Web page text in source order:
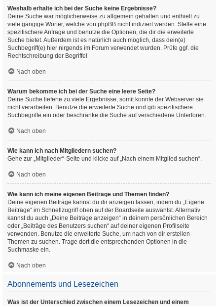
Weshalb erhalte ich bei der Suche keine Ergebnisse?
Deine Suche war möglicherweise zu allgemein gehalten und enthielt zu
viele gängige Wörter, welche von phpBB nicht indiziert werden. Stelle eine
spezifischere Anfrage und benutze die Optionen, die dir die erweiterte
Suche bietet. Außerdem ist es natürlich auch möglich, dass dein(e)
Suchbegriff(e) hier nirgends im Forum verwendet wurden. Prüfe ggf. die
Rechtschreibung der Begriffe!
Nach oben
Warum bekomme ich bei der Suche eine leere Seite?
Deine Suche lieferte zu viele Ergebnisse, somit konnte der Webserver sie
nicht verarbeiten. Benutze die erweiterte Suche und gib spezifischere
Suchbegriffe ein oder beschränke die Suche auf verschiedene Unterforen.
Nach oben
Wie kann ich nach Mitgliedern suchen?
Gehe zur „Mitglieder“-Seite und klicke auf „Nach einem Mitglied suchen“.
Nach oben
Wie kann ich meine eigenen Beiträge und Themen finden?
Deine eigenen Beiträge kannst du dir anzeigen lassen, indem du „Eigene
Beiträge“ im Schnellzugriff oben auf der Boardseite auswählst. Alternativ
kannst du auch „Deine Beiträge anzeigen“ in deinem persönlichen Bereich
oder „Beiträge des Benutzers suchen“ auf deiner eigenen Profilseite
verwenden. Benutze die erweiterte Suche, um nach von dir erstellen
Themen zu suchen. Trage dort die entsprechenden Optionen in die
Suchmaske ein.
Nach oben
Abonnements und Lesezeichen
Was ist der Unterschied zwischen einem Lesezeichen und einem